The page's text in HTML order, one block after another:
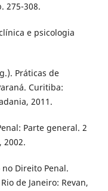
275-308.
e psicologia
Práticas de
Curitiba:
2011.
Parte general. 2
2002.
no Direito Penal.
de Janeiro: Revan,